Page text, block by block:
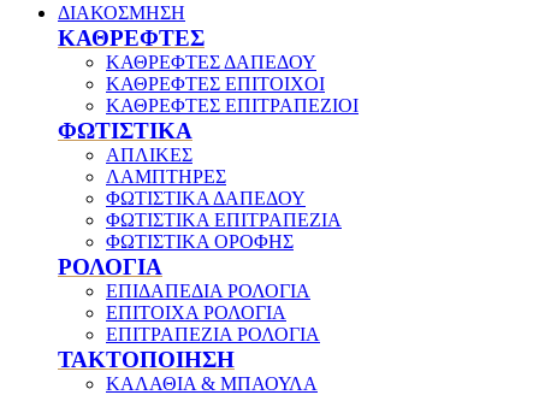
ΔΙΑΚΟΣΜΗΣΗ
ΚΑΘΡΕΦΤΕΣ
ΚΑΘΡΕΦΤΕΣ ΔΑΠΕΔΟΥ
ΚΑΘΡΕΦΤΕΣ ΕΠΙΤΟΙΧΟΙ
ΚΑΘΡΕΦΤΕΣ ΕΠΙΤΡΑΠΕΖΙΟΙ
ΦΩΤΙΣΤΙΚΑ
ΑΠΛΙΚΕΣ
ΛΑΜΠΤΗΡΕΣ
ΦΩΤΙΣΤΙΚΑ ΔΑΠΕΔΟΥ
ΦΩΤΙΣΤΙΚΑ ΕΠΙΤΡΑΠΕΖΙΑ
ΦΩΤΙΣΤΙΚΑ ΟΡΟΦΗΣ
ΡΟΛΟΓΙΑ
ΕΠΙΔΑΠΕΔΙΑ ΡΟΛΟΓΙΑ
ΕΠΙΤΟΙΧΑ ΡΟΛΟΓΙΑ
ΕΠΙΤΡΑΠΕΖΙΑ ΡΟΛΟΓΙΑ
ΤΑΚΤΟΠΟΙΗΣΗ
ΚΑΛΑΘΙΑ & ΜΠΑΟΥΛΑ